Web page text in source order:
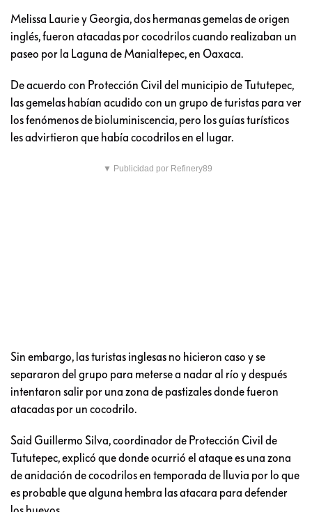
Melissa Laurie y Georgia, dos hermanas gemelas de origen
inglés, fueron atacadas por cocodrilos cuando realizaban un
paseo por la Laguna de Manialtepec, en Oaxaca.
De acuerdo con Protección Civil del municipio de Tututepec,
las gemelas habían acudido con un grupo de turistas para ver
los fenómenos de bioluminiscencia, pero los guías turísticos
les advirtieron que había cocodrilos en el lugar.
▼ Publicidad por Refinery89
Sin embargo, las turistas inglesas no hicieron caso y se
separaron del grupo para meterse a nadar al río y después
intentaron salir por una zona de pastizales donde fueron
atacadas por un cocodrilo.
Said Guillermo Silva, coordinador de Protección Civil de
Tututepec, explicó que donde ocurrió el ataque es una zona
de anidación de cocodrilos en temporada de lluvia por lo que
es probable que alguna hembra las atacara para defender